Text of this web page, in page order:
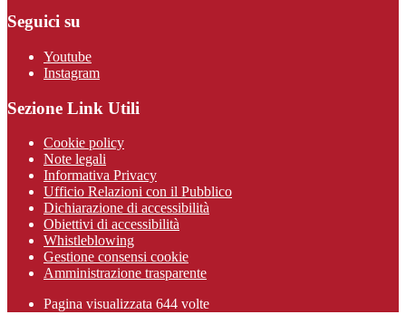
Seguici su
Youtube
Instagram
Sezione Link Utili
Cookie policy
Note legali
Informativa Privacy
Ufficio Relazioni con il Pubblico
Dichiarazione di accessibilità
Obiettivi di accessibilità
Whistleblowing
Gestione consensi cookie
Amministrazione trasparente
Pagina visualizzata 644 volte